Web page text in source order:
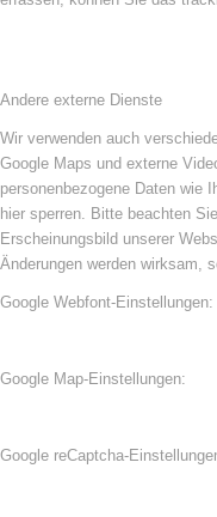
Andere externe Dienste
Wir verwenden auch
Google Maps und externe
personenbezogene Daten wie
hier sperren. Bitte beachten
Erscheinungsbild unserer
Änderungen werden wirksam,
Google Webfont-Einstellungen:
Google Map-Einstellungen:
Google reCaptcha-